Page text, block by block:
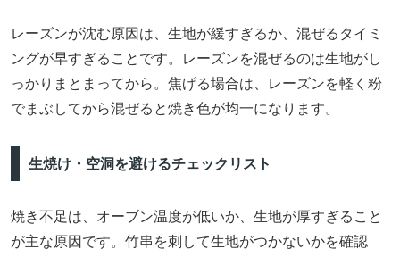
レーズンが沈む原因は、生地が緩すぎるか、混ぜるタイミ
ングが早すぎることです。レーズンを混ぜるのは生地がし
っかりまとまってから。焦げる場合は、レーズンを軽く粉
でまぶしてから混ぜると焼き色が均一になります。
生焼け・空洞を避けるチェックリスト
焼き不足は、オーブン温度が低いか、生地が厚すぎること
が主な原因です。竹串を刺して生地がつかないかを確認